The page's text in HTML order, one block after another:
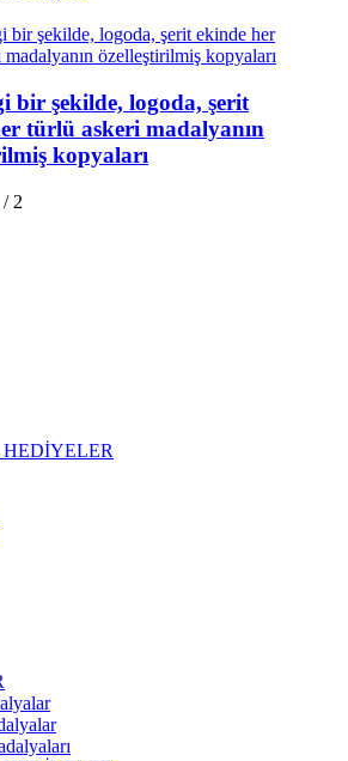
bir şekilde, logoda, şerit
türlü askeri madalyanın
kopyaları
2